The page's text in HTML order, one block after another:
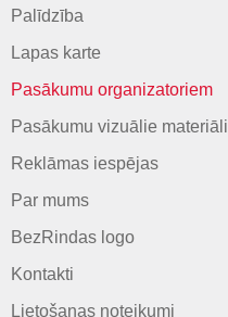
Palīdzība
Lapas karte
Pasākumu organizatoriem
Pasākumu vizuālie materiāli
Reklāmas iespējas
Par mums
BezRindas logo
Kontakti
Lietošanas noteikumi